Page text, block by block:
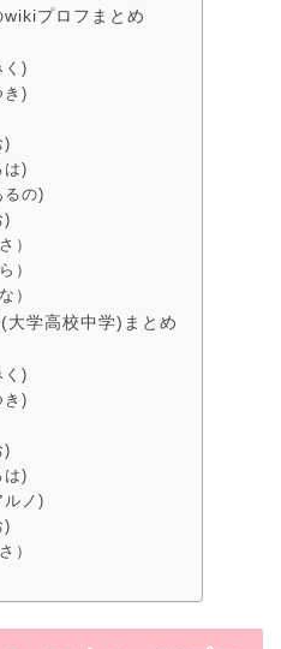
プロフまとめ
く)
き)
)
は)
の)
)
）
）
）
大学高校中学)まとめ
く)
き)
)
は)
ノ)
)
）